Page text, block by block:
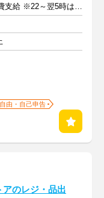
時給1150円以上＋交通費支給 ※22～翌5時は時給1438円
由・自己申告
アのレジ・品出